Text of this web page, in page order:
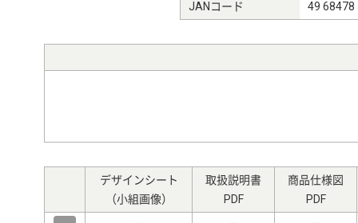
JANコード
49 68478
デザインシート
（小組画像）
取扱説明書
PDF
商品仕様図
PDF